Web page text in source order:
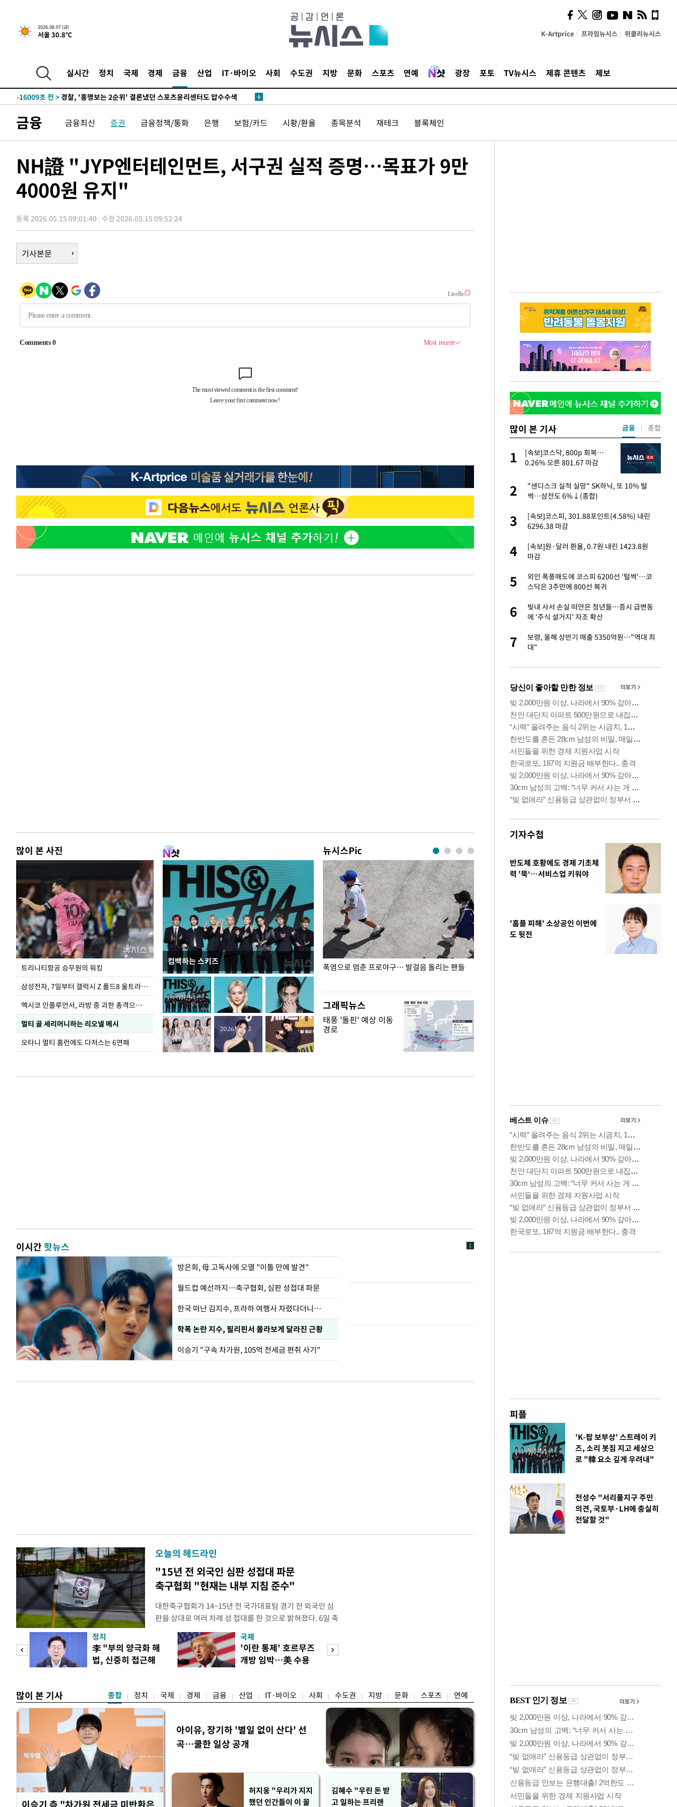
2026.08.07 (금)
서울 30.8℃ K-Artprice 프라임뉴시스 위클리뉴시스
실시간 정치 국제 경제 금융 산업 IT·바이오 사회 수도권 지방 문화 스포츠 연예 광장 포토 TV뉴시스 제휴 콘텐츠 제보
5시간 전 >내일까지 39도 '펄펄'…기상청 "태풍 지나며 폭염 잠시 꺾인다"
-19095초 전 >'월드컵 탈락 후폭풍' 축구협회…11시간 걸린 초유의 압수수색(종
-17324초 전 >
축구협회, 15년 전 심판 성 접대 파문에 "현재는 내부 지침 준수"
-16009초 전 >
-1605초 전 > [속보]합참 "北 발사체는 단거리탄도미사일…감시·경계태세 강화"
3분 전 >[속보] SKT, 에이닷 서비스 장애 발생…"원인 파악 중"
13분 전 >[속보]합참 "북, 동해상으로 미상 발사체 발사"
24분 전 > [속보]7~9일 프로야구 3연전도 폭염 취소…11일 재개
29분 전 >"韓 외환시장 개입 관측 배경엔 美의 대한국 무역적자 있어"
32분 전 >'월드컵 탈락 후폭풍' 축구협회…초유의 압수수색에 '충격·당황'
42분 전 >[속보]종합특검, 대검 추가 압수수색…내란 중요임무종사 혐의
1시간 전 >[속보]코스피, 301.88포인트(4.58%) 내린 6296.38 마감
1시간 전 >[속보]원·달러 환율, 0.7원 내린 1423.8원 마감
2시간 전 > "여기 떨어졌다"…다누리, 스페이스X 로켓 달 충돌 흔적 포착
3시간 전 >손흥민, 5경기 연속골 실패…LAFC는 승부차기 끝 과달라하라 격파
[속보]합참 "北 발사체는 단거리탄도미사일…감시·경계태세 강화"
日방위성, 北이 동해로 쏜 발사체는 탄도미사일 가능성
29분 전 >"韓 외환시장 개입 관측 배경엔 美의 대한국 무역적자 있어"
32분 전 >
'월드컵 탈락 후폭풍' 축구협회…초유의 압수수색에 '충격·당황'
42분 전 >[속보]종합특검, 대검 추가 압수수색…내란 중요임무종사 혐의
1시간 전 >[속보]코스닥, 800p 회복…0.26% 오른 801.67 마감
1시간 전 >
[속보]코스피, 301.88포인트(4.58%) 내린 6296.38 마감
1시간 전 >[속보]원·달러 환율, 0.7원 내린 1423.8원 마감
3시간 전 >손흥민, 5경기 연속골 실패…LAFC는 승부차기 끝 과달라하라 격파
금융 금융최신 증권 금융정책/통화 은행 보험/카드 시황/환율 종목분석 재테크 블록체인
NH證 "JYP엔터테인먼트, 서구권 실적 증명…목표가 9만
4000원 유지"
등록 2026.05.15 09:01:40 수정 2026.05.15 09:52:24
기사본문
많이 본 사진
트리니티항공 승무원의 워킹
삼성전자, 7일부터 갤럭시 Z 폴드8 울트라·폴드8·플립8 출시
멕시코 인플루언서, 라방 중 괴한 총격으로 사망
멀티 골 세리머니하는 리오넬 메시
오타니 멀티 홈런에도 다저스는 6연패
컴백하는 스키즈
뉴시스Pic
입추 하루 앞둔 전남광주… 열화상 카메라에 담긴
폭염
폭염으로 멈춘 프로야구… 발걸음 돌리는 팬들
그래픽뉴스
태풍 '돌핀' 예상 이동
경로
이시간핫뉴스
방은희, 母 고독사에 오열 "이틀 만에 발견"
월드컵 예선까지…축구협회, 심판 성접대 파문
한국 떠난 김지수, 프라하 여행사 차렸다더니…
학폭 논란 지수, 필리핀서 몰라보게 달라진 근황
이승기 "구속 차가원, 105억 전세금 편취 사기"
오늘의 헤드라인
"15년 전 외국인 심판 성접대 파문
축구협회 "현재는 내부 지침 준수"
대한축구협회가 14~15년 전 국가대표팀 경기 전 외국인 심
판을 상대로 여러 차례 성 접대를 한 것으로 밝혀졌다. 6일 축
구계에 따르면 국회의 한 의원실은 축구협회가 2011~2012
년 국제심판 10여 명에게 성 접대한 사실을 확인했다. 당시
축구협회는 외국인 심판과 감독관 등 10여 명에게 한 번에
수십만원에서 많게는 100만원이 넘는 돈을 성
정치
李 "부의 양극화 해
법, 신중히 접근해
국제
'이란 통제' 호르무즈
개방 임박…美 수용
많이 본 기사 종합 정치 국제 경제 금융 산업 IT·바이오 사회 수도권 지방 문화 스포츠 연예
이승기 측 "차가원 전세금 미반환은
아이유, 장기하 '별일 없이 산다' 선
곡…쿨한 일상 공개
허지웅 "우리가 지지
했던 인간들이 이 꼴
김혜수 "우린 돈 받
고 일하는 프리랜
많이 본 기사
벌 원해"
2
아이유, 장기하 '별일 없이 산다' 선곡…쿨한
일상 공개
3
허지웅 "우리가 지지했던 인간들이 이 꼴 만
들었다"…형소법 개정에 격한 반응
4
김혜수 "우린 돈 받고 일하는 프리랜서…받
5
효린 "절친에게 남친 빼앗겨…지금이라면 가
1
[속보]코스닥, 800p 회복…
0.26% 오른 801.67 마감
2
"샌디스크 실적 실망" SK하닉, 또 10% 털
썩…삼전도 6%↓(종합)
3
[속보]코스피, 301.88포인트(4.58%) 내린
6296.38 마감
4
[속보]원·달러 환율, 0.7원 내린 1423.8원
마감
5
외인 폭풍매도에 코스피 6200선 '털썩'…코
스닥은 3주만에 800선 복귀
6
빚내 사서 손실 떠안은 청년들…증시 급변동
에 '주식 설거지' 자조 확산
7
보령, 올해 상반기 매출 5350억원…"역대 최
대"
금융 종합
기자수첩
반도체 호황에도 경제 기초체
력 '뚝‘…서비스업 키워야
'홈플 피해' 소상공인 이번에
도 뒷전
피플
'K-팝 보부상' 스트레이 키
즈, 소리 봇짐 지고 세상으
로 "韓 요소 깊게 우려내"
전성수 "서리풀지구 주민
의견, 국토부·LH에 충실히
전달할 것"